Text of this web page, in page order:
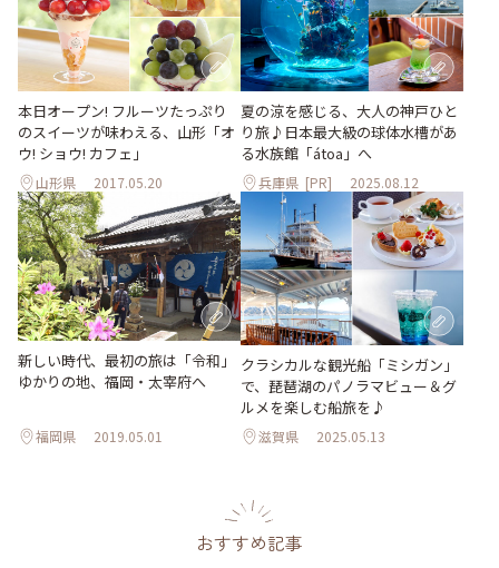
本日オープン! フルーツたっぷり
のスイーツが味わえる、山形「オ
ウ! ショウ! カフェ」
山形県 2017.05.20
夏の涼を感じる、大人の神戸ひと
り旅♪日本最大級の球体水槽があ
る水族館「átoa」へ
兵庫県 [PR] 2025.08.12
新しい時代、最初の旅は「令和」
ゆかりの地、福岡・太宰府へ
福岡県 2019.05.01
クラシカルな観光船「ミシガン」
で、琵琶湖のパノラマビュー＆グ
ルメを楽しむ船旅を♪
滋賀県 2025.05.13
おすすめ記事